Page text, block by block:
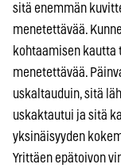
sitä enemmän
menetettävää.
kohtaamisen
menetettävää.
uskaltauduin, sitä
uskaktautui ja sitä
yksinäisyyden
Yrittäen epätoivon